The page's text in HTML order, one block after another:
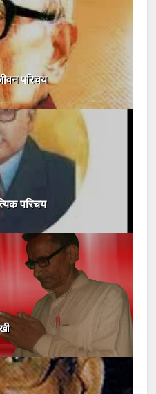
परिचय
परिचय